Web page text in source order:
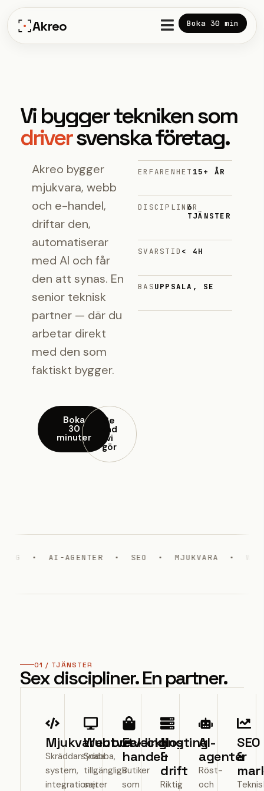
Hoppa
till
innehåll
Akreo Boka 30 min
Vi byggerteknikensom
driversvenskaföretag.
Akreo bygger
mjukvara, webb
och e-handel,
driftar den,
automatiserar
med AI och får
den att synas. En
senior teknisk
partner — där du
arbetar direkt
med den som
faktiskt bygger.
Boka
30
minuter
Se
vad
vi
gör
ERFARENHET 15+ ÅR
DISCIPLINER
6
TJÄNSTER
SVARSTID < 4H
BASUPPSALA, SE
AGENTER • SEO • MJUKVARA • WEBB •
01 / TJÄNSTER
Sex discipliner. En partner.
Mjukvaruutveckling
Skräddarsydda
system,
integrationer
Webbutveckling
Snabba,
tillgängliga
sajter
E-
handel
Butiker
som
Hosting
&
drift
Riktig
AI-
agenter
Röst-
och
SEO
&